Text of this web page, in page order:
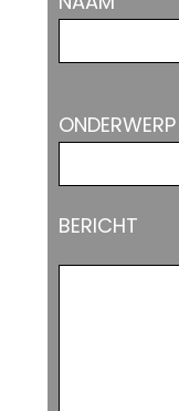
ONDERWERP
BERICHT